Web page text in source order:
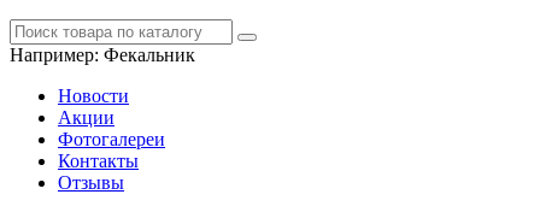
Например: Фекальник
Новости
Акции
Фотогалереи
Контакты
Отзывы